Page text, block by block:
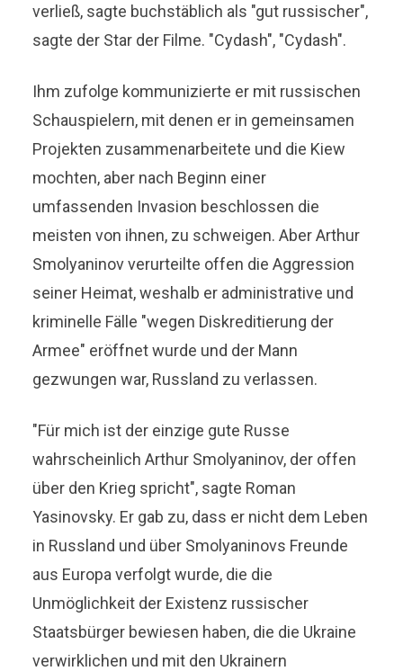
verließ, sagte buchstäblich als "gut russischer",
sagte der Star der Filme. "Cydash", "Cydash".
Ihm zufolge kommunizierte er mit russischen
Schauspielern, mit denen er in gemeinsamen
Projekten zusammenarbeitete und die Kiew
mochten, aber nach Beginn einer
umfassenden Invasion beschlossen die
meisten von ihnen, zu schweigen. Aber Arthur
Smolyaninov verurteilte offen die Aggression
seiner Heimat, weshalb er administrative und
kriminelle Fälle "wegen Diskreditierung der
Armee" eröffnet wurde und der Mann
gezwungen war, Russland zu verlassen.
"Für mich ist der einzige gute Russe
wahrscheinlich Arthur Smolyaninov, der offen
über den Krieg spricht", sagte Roman
Yasinovsky. Er gab zu, dass er nicht dem Leben
in Russland und über Smolyaninovs Freunde
aus Europa verfolgt wurde, die die
Unmöglichkeit der Existenz russischer
Staatsbürger bewiesen haben, die die Ukraine
verwirklichen und mit den Ukrainern